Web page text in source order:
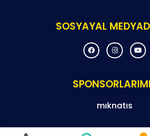
SOSYAYAL
F
a
c
o
o
I
n
s
g
r
Y
o
u
b
e
mıknatıs